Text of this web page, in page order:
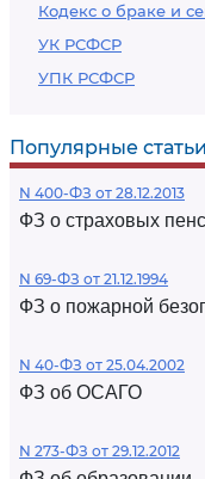
Кодекс о браке и
УК РСФСР
УПК РСФСР
Популярные
N 400-ФЗ от 28.12.2013
ФЗ о страховых
N 69-ФЗ от 21.12.1994
ФЗ о пожарной
N 40-ФЗ от 25.04.2002
ФЗ об ОСАГО
N 273-ФЗ от 29.12.2012